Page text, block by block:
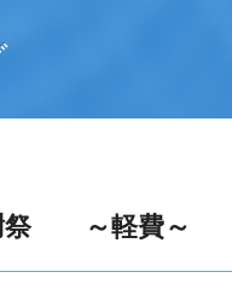
祭 ～軽費～